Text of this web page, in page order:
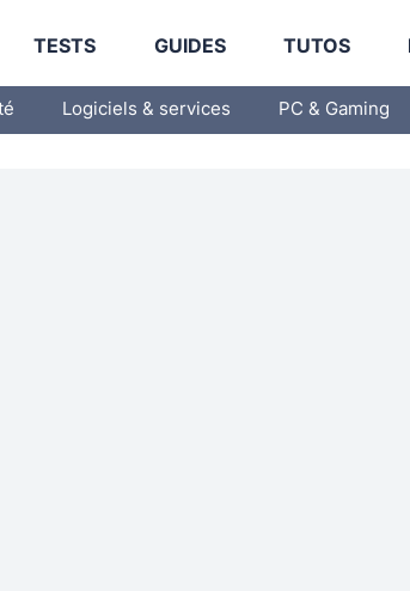
TESTS GUIDES TUTOS
Logiciels & services PC & Gaming